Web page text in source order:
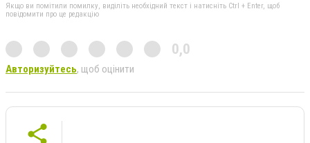
Якщо ви помітили помилку, виділіть необхідний текст і натисніть Ctrl + Enter, щоб
повідомити про це редакцію
0,0
Авторизуйтесь, щоб оцінити